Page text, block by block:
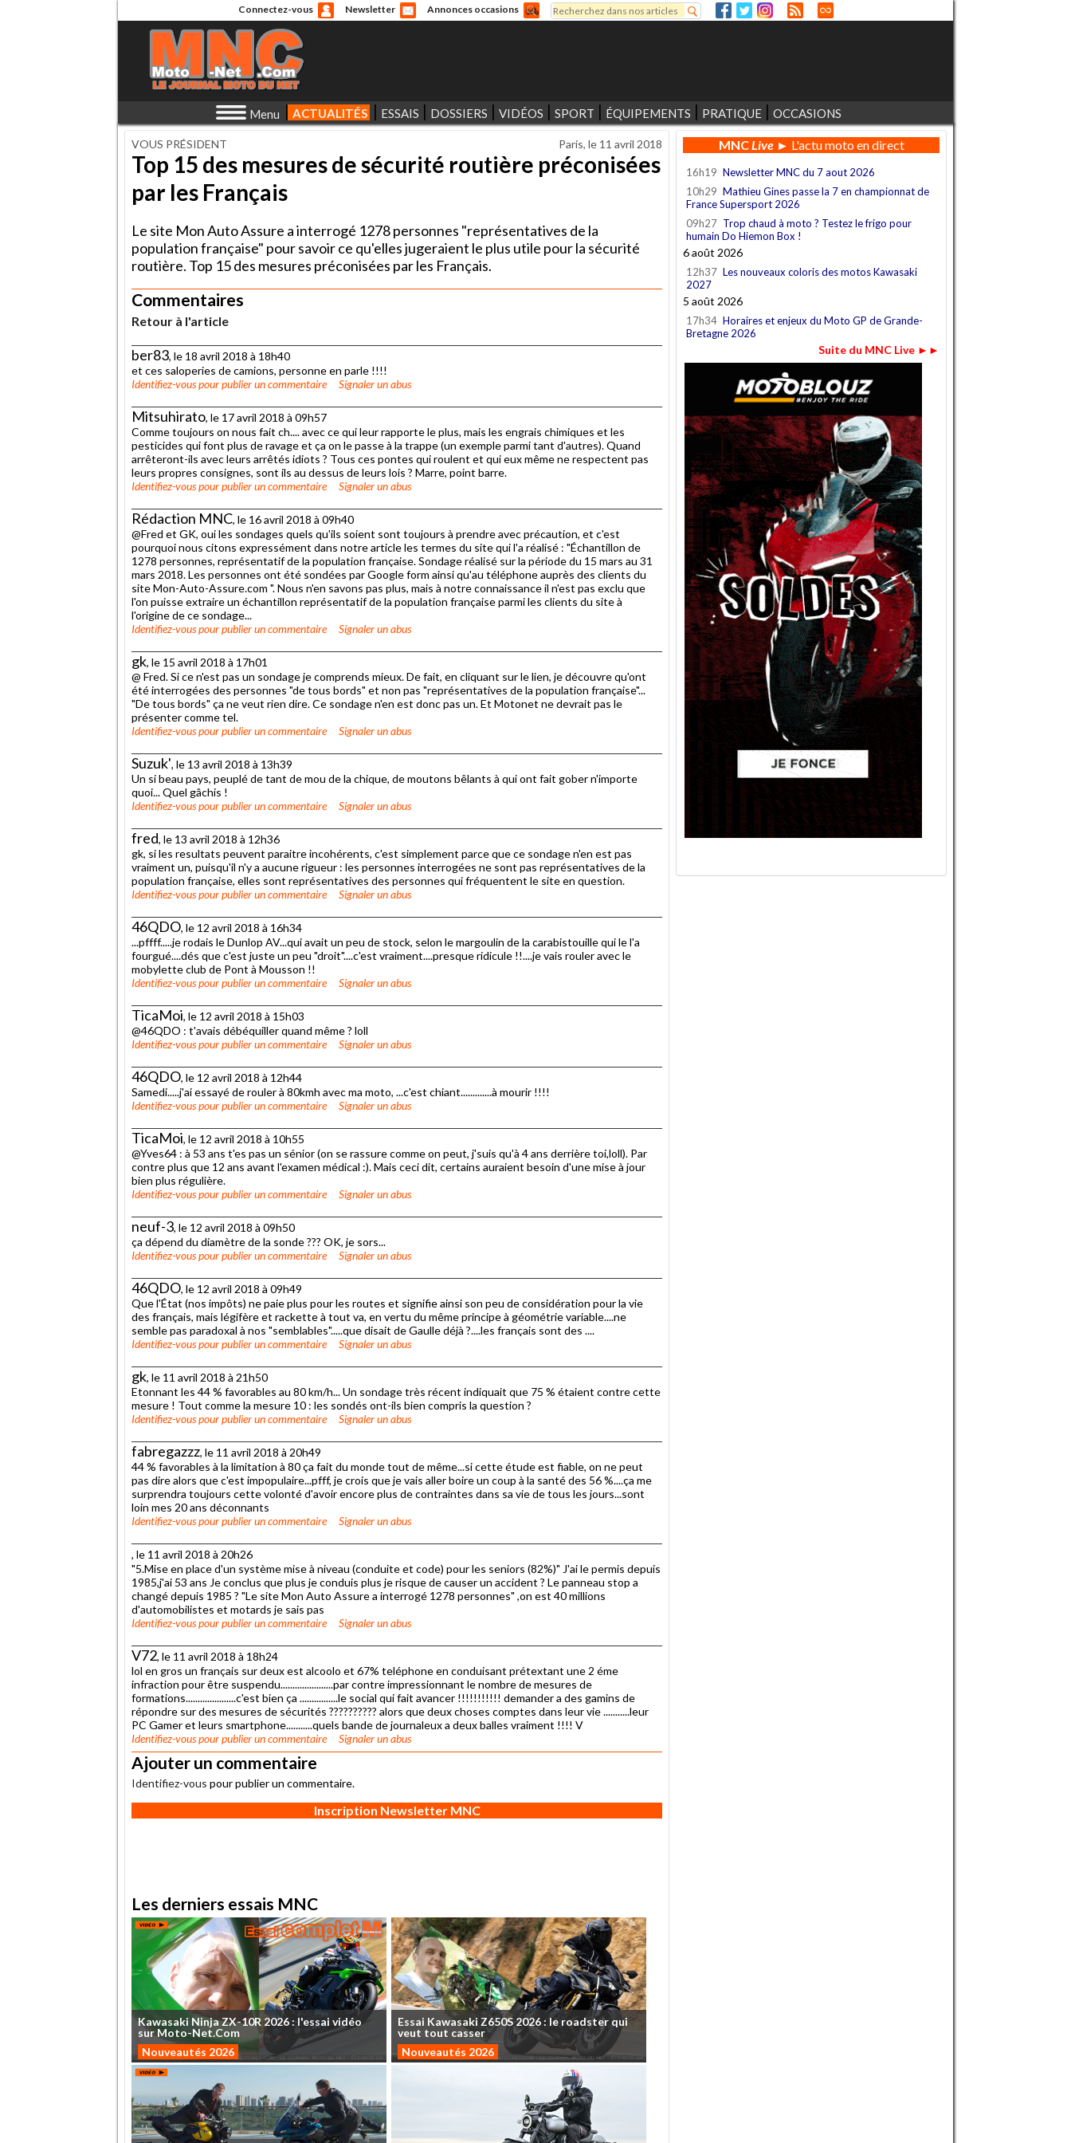
Connectez-vous Newsletter Annonces occasions
Formulaire de recherche
Rechercher
Menu ACTUALITÉS ESSAIS DOSSIERS VIDÉOS SPORT ÉQUIPEMENTS PRATIQUE OCCASIONS
VOUS PRÉSIDENT Paris, le 11 avril 2018
Top 15 des mesures de sécurité routière préconisées
par les Français
Le site Mon Auto Assure a interrogé 1278 personnes "représentatives de la
population française" pour savoir ce qu'elles jugeraient le plus utile pour la sécurité
routière. Top 15 des mesures préconisées par les Français.
Commentaires
Retour à l'article
ber83, le 18 avril 2018 à 18h40
et ces saloperies de camions, personne en parle !!!!
Identifiez-vouspour publier un commentaire Signaler un abus
Mitsuhirato, le 17 avril 2018 à 09h57
Comme toujours on nous fait ch.... avec ce qui leur rapporte le plus, mais les engrais chimiques et les
pesticides qui font plus de ravage et ça on le passe à la trappe (un exemple parmi tant d'autres). Quand
arrêteront-ils avec leurs arrêtés idiots ? Tous ces pontes qui roulent et qui eux même ne respectent pas
leurs propres consignes, sont ils au dessus de leurs lois ? Marre, point barre.
Identifiez-vouspour publier un commentaire Signaler un abus
Rédaction MNC, le 16 avril 2018 à 09h40
@Fred et GK, oui les sondages quels qu'ils soient sont toujours à prendre avec précaution, et c'est
pourquoi nous citons expressément dans notre article les termes du site qui l'a réalisé : "Échantillon de
1278 personnes, représentatif de la population française. Sondage réalisé sur la période du 15 mars au 31
mars 2018. Les personnes ont été sondées par Google form ainsi qu'au téléphone auprès des clients du
site Mon-Auto-Assure.com ". Nous n'en savons pas plus, mais à notre connaissance il n'est pas exclu que
l'on puisse extraire un échantillon représentatif de la population française parmi les clients du site à
l'origine de ce sondage...
Identifiez-vouspour publier un commentaire Signaler un abus
gk, le 15 avril 2018 à 17h01
@ Fred. Si ce n'est pas un sondage je comprends mieux. De fait, en cliquant sur le lien, je découvre qu'ont
été interrogées des personnes "de tous bords" et non pas "représentatives de la population française"...
"De tous bords" ça ne veut rien dire. Ce sondage n'en est donc pas un. Et Motonet ne devrait pas le
présenter comme tel.
Identifiez-vouspour publier un commentaire Signaler un abus
Suzuk', le 13 avril 2018 à 13h39
Un si beau pays, peuplé de tant de mou de la chique, de moutons bêlants à qui ont fait gober n'importe
quoi... Quel gâchis !
Identifiez-vouspour publier un commentaire Signaler un abus
fred, le 13 avril 2018 à 12h36
gk, si les resultats peuvent paraitre incohérents, c'est simplement parce que ce sondage n'en est pas
vraiment un, puisqu'il n'y a aucune rigueur : les personnes interrogées ne sont pas représentatives de la
population française, elles sont représentatives des personnes qui fréquentent le site en question.
Identifiez-vouspour publier un commentaire Signaler un abus
46QDO, le 12 avril 2018 à 16h34
...pffff.....je rodais le Dunlop AV...qui avait un peu de stock, selon le margoulin de la carabistouille qui le l'a
fourgué....dés que c'est juste un peu "droit"....c'est vraiment....presque ridicule !!....je vais rouler avec le
mobylette club de Pont à Mousson !!
Identifiez-vouspour publier un commentaire Signaler un abus
TicaMoi, le 12 avril 2018 à 15h03
@46QDO : t'avais débéquiller quand même ? loll
Identifiez-vouspour publier un commentaire Signaler un abus
46QDO, le 12 avril 2018 à 12h44
Samedi.....j'ai essayé de rouler à 80kmh avec ma moto, ...c'est chiant.............à mourir !!!!
Identifiez-vouspour publier un commentaire Signaler un abus
TicaMoi, le 12 avril 2018 à 10h55
@Yves64 : à 53 ans t'es pas un sénior (on se rassure comme on peut, j'suis qu'à 4 ans derrière toi,loll). Par
contre plus que 12 ans avant l'examen médical :). Mais ceci dit, certains auraient besoin d'une mise à jour
bien plus régulière.
Identifiez-vouspour publier un commentaire Signaler un abus
neuf-3, le 12 avril 2018 à 09h50
ça dépend du diamètre de la sonde ??? OK, je sors...
Identifiez-vouspour publier un commentaire Signaler un abus
46QDO, le 12 avril 2018 à 09h49
Que l'État (nos impôts) ne paie plus pour les routes et signifie ainsi son peu de considération pour la vie
des français, mais légifère et rackette à tout va, en vertu du même principe à géométrie variable....ne
semble pas paradoxal à nos "semblables".....que disait de Gaulle déjà ?....les français sont des ....
Identifiez-vouspour publier un commentaire Signaler un abus
gk, le 11 avril 2018 à 21h50
Etonnant les 44 % favorables au 80 km/h... Un sondage très récent indiquait que 75 % étaient contre cette
mesure ! Tout comme la mesure 10 : les sondés ont-ils bien compris la question ?
Identifiez-vouspour publier un commentaire Signaler un abus
fabregazzz, le 11 avril 2018 à 20h49
44 % favorables à la limitation à 80 ça fait du monde tout de même...si cette étude est fiable, on ne peut
pas dire alors que c'est impopulaire...pfff, je crois que je vais aller boire un coup à la santé des 56 %....ça me
surprendra toujours cette volonté d'avoir encore plus de contraintes dans sa vie de tous les jours...sont
loin mes 20 ans déconnants
Identifiez-vouspour publier un commentaire Signaler un abus
, le 11 avril 2018 à 20h26
"5.Mise en place d'un système mise à niveau (conduite et code) pour les seniors (82%)" J'ai le permis depuis
1985,j'ai 53 ans Je conclus que plus je conduis plus je risque de causer un accident ? Le panneau stop a
changé depuis 1985 ? "Le site Mon Auto Assure a interrogé 1278 personnes" ,on est 40 millions
d'automobilistes et motards je sais pas
Identifiez-vouspour publier un commentaire Signaler un abus
V72, le 11 avril 2018 à 18h24
lol en gros un français sur deux est alcoolo et 67% teléphone en conduisant prétextant une 2 éme
infraction pour être suspendu......................par contre impressionnant le nombre de mesures de
formations.....................c'est bien ça ................le social qui fait avancer !!!!!!!!!!! demander a des gamins de
répondre sur des mesures de sécurités ?????????? alors que deux choses comptes dans leur vie ...........leur
PC Gamer et leurs smartphone...........quels bande de journaleux a deux balles vraiment !!!! V
Identifiez-vouspour publier un commentaire Signaler un abus
Ajouter un commentaire
Identifiez-vous pour publier un commentaire.
Inscription Newsletter MNC
Les derniers essais MNC
Kawasaki NinjaZX-10R 2026 : l'essai vidéo
sur Moto-Net.Com
Nouveautés 2026
Essai Kawasaki Z650S2026: le roadster qui
veut tout casser
Nouveautés 2026
MNCLive► L'actu moto en direct
16h19 Newsletter MNC du 7 aout 2026
10h29 Mathieu Gines passe la 7 en championnat de
France Supersport 2026
09h27 Trop chaud à moto ? Testez le frigo pour
humain Do Hiemon Box !
6 août 2026
12h37 Les nouveaux coloris des motos Kawasaki
2027
5 août 2026
17h34 Horaires et enjeux du Moto GP de Grande-
Bretagne 2026
Suite du MNC Live ►►